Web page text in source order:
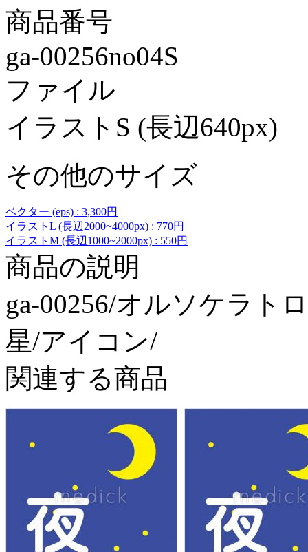
商品番号
ga-00256no04S
ファイル
イラストS (長辺640px)
その他のサイズ
ベクター (eps) : 3,300円
イラストL (長辺2000~4000px) : 770円
イラストM (長辺1000~2000px) : 550円
商品の説明
ga-00256/オルソケラト
星/アイコン/
関連する商品